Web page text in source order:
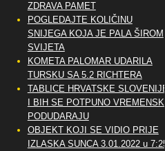
ZDRAVA PAMET
POGLEDAJTE KOLIČINU
SNIJEGA KOJA JE PALA ŠIROM
SVIJETA
KOMETA PALOMAR UDARILA
TURSKU SA 5.2 RICHTERA
TABLICE HRVATSKE SLOVENIJE
I BIH SE POTPUNO VREMENSKI
PODUDARAJU
OBJEKT KOJI SE VIDIO PRIJE
IZLASKA SUNCA 3.01.2022 u 7:25